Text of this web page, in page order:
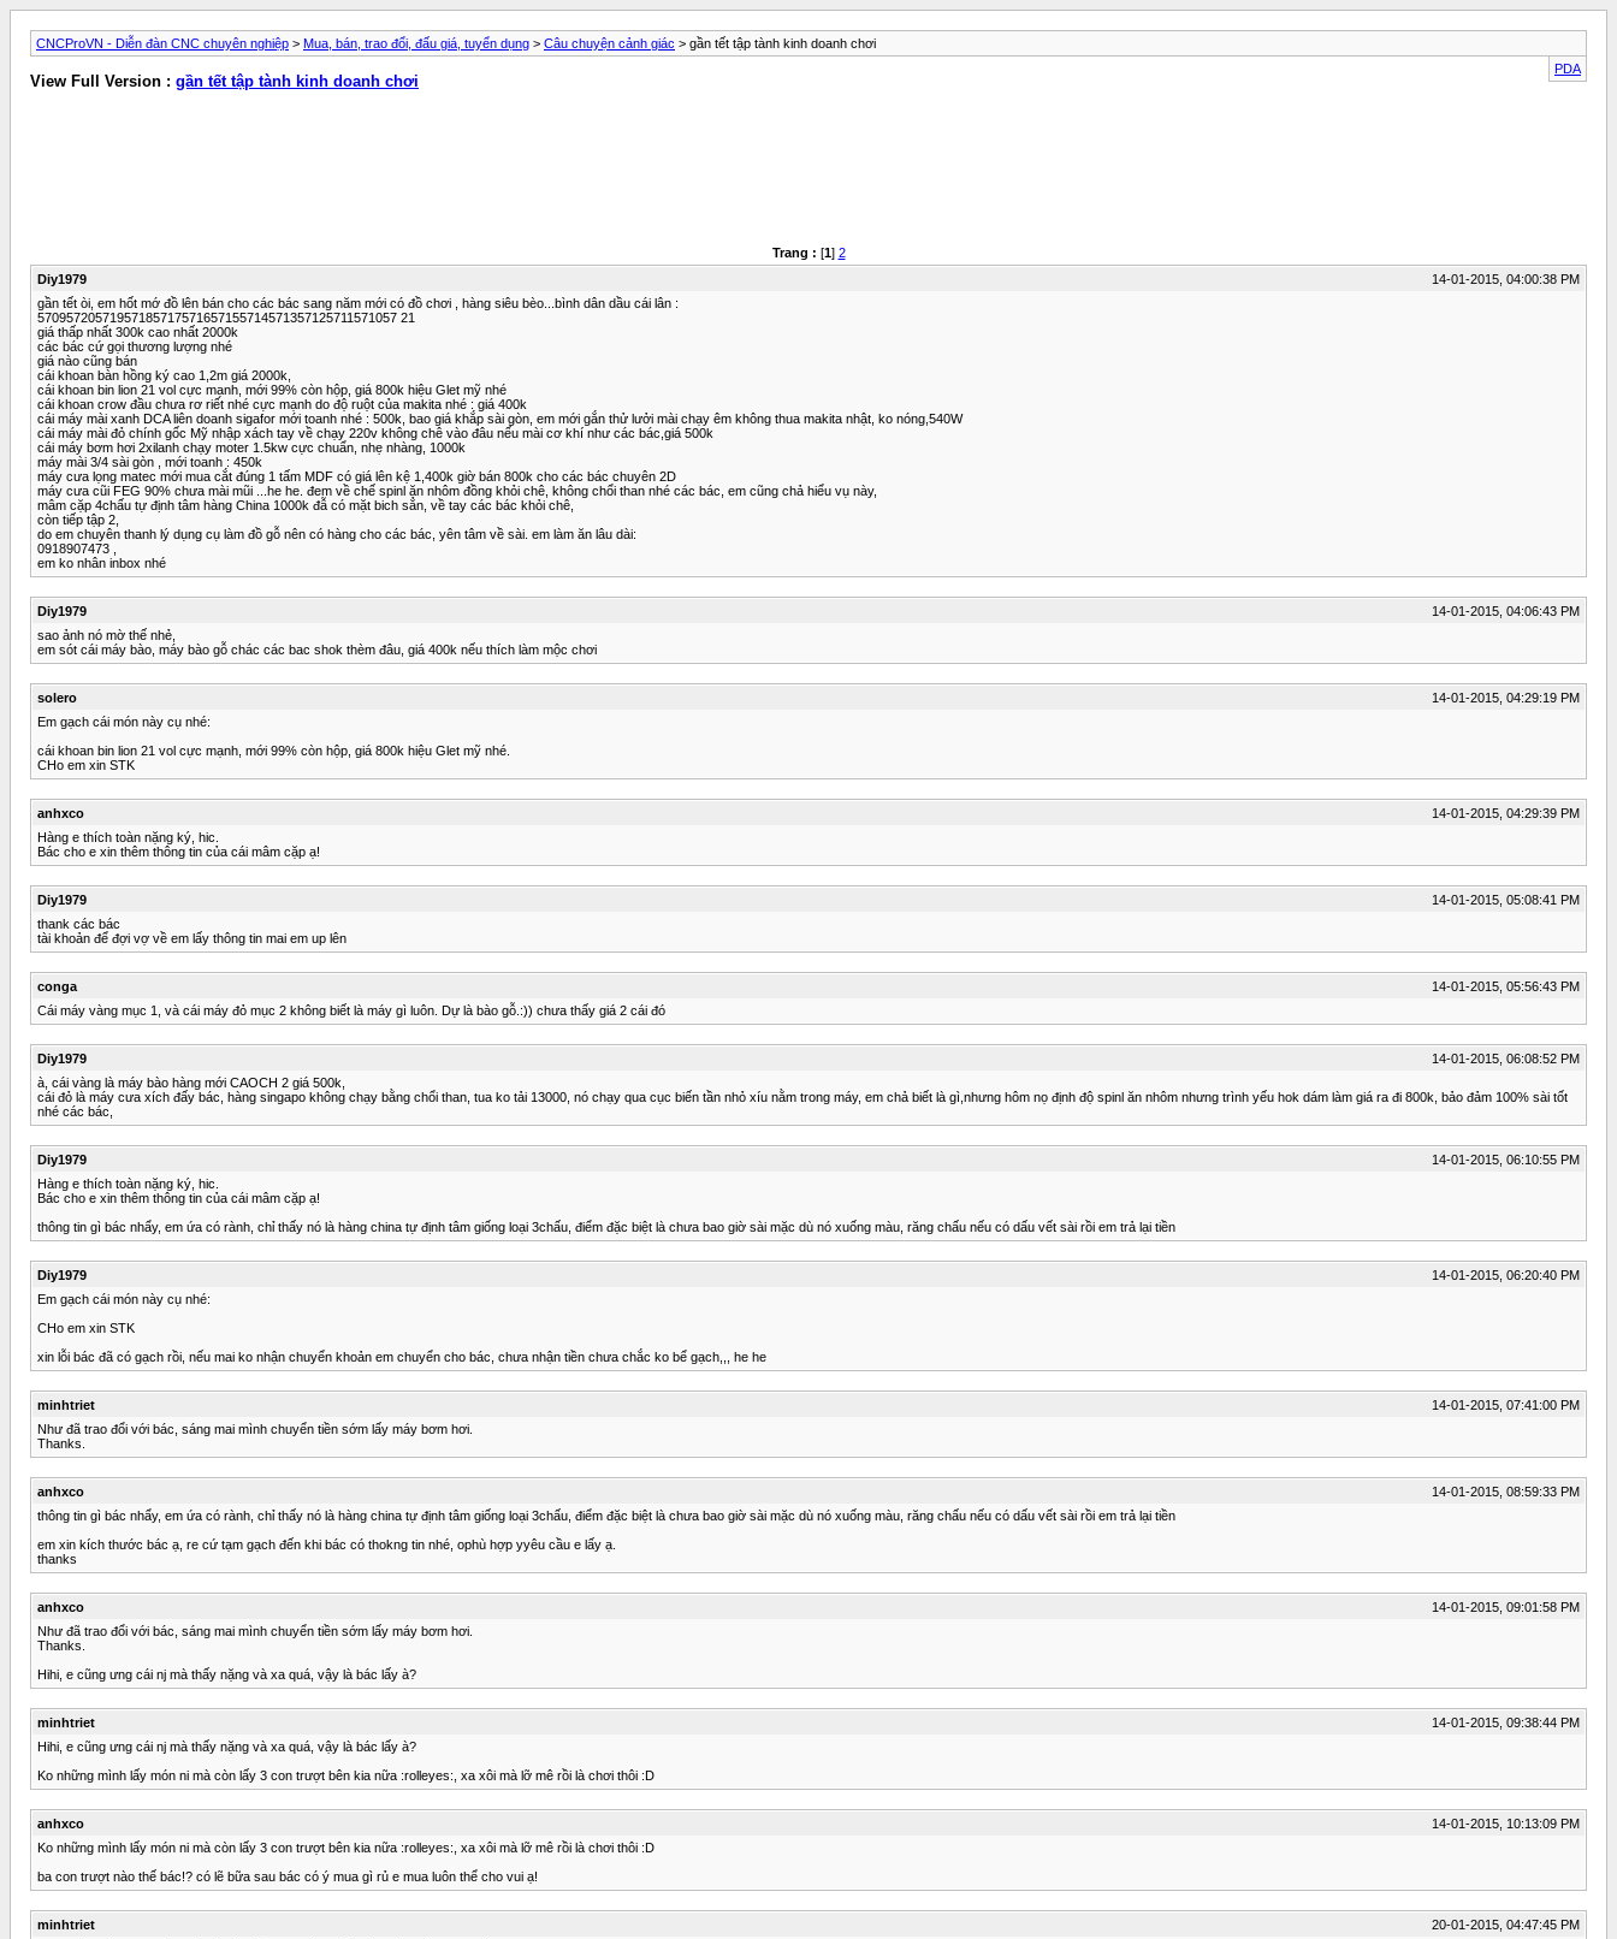
CNCProVN - Diễn đàn CNC chuyên nghiệp > Mua, bán, trao đổi, đấu giá, tuyển dụng > Câu chuyện cảnh giác > gần tết tập tành kinh doanh chơi
PDA
View Full Version : gần tết tập tành kinh doanh chơi
Trang : [1] 2
Diy1979
14-01-2015, 04:00:38 PM
gần tết òi, em hốt mớ đồ lên bán cho các bác sang năm mới có đồ chơi , hàng siêu bèo...bình dân dầu cái lân :
57095720571957185717571657155714571357125711571057 21
giá thấp nhất 300k cao nhất 2000k
các bác cứ gọi thương lượng nhé
giá nào cũng bán
cái khoan bàn hồng ký cao 1,2m giá 2000k,
cái khoan bin lion 21 vol cực mạnh, mới 99% còn hộp, giá 800k hiệu Glet mỹ nhé
cái khoan crow đầu chưa rơ riết nhé cực mạnh do độ ruột của makita nhé : giá 400k
cái máy mài xanh DCA liên doanh sigafor mới toanh nhé : 500k, bao giá khắp sài gòn, em mới gắn thử lưởi mài chạy êm không thua makita nhật, ko nóng,540W
cái máy mài đỏ chính gốc Mỹ nhập xách tay về chạy 220v không chê vào đâu nếu mài cơ khí như các bác,giá 500k
cái máy bơm hơi 2xilanh chạy moter 1.5kw cực chuẩn, nhẹ nhàng, 1000k
máy mài 3/4 sài gòn , mới toanh : 450k
máy cưa lọng matec mới mua cắt đúng 1 tấm MDF có giá lên kệ 1,400k giờ bán 800k cho các bác chuyên 2D
máy cưa cũi FEG 90% chưa mài mũi ...he he. đem về chế spinl ăn nhôm đồng khỏi chê, không chổi than nhé các bác, em cũng chả hiểu vụ này,
mâm cặp 4chấu tự định tâm hàng China 1000k đẫ có mặt bich sẳn, về tay các bác khỏi chê,
còn tiếp tập 2,
do em chuyên thanh lý dụng cụ làm đồ gỗ nên có hàng cho các bác, yên tâm về sài. em làm ăn lâu dài:
0918907473 ,
em ko nhân inbox nhé
Diy1979
14-01-2015, 04:06:43 PM
sao ảnh nó mờ thế nhẻ,
em sót cái máy bào, máy bào gỗ chác các bac shok thèm đâu, giá 400k nếu thích làm mộc chơi
solero
14-01-2015, 04:29:19 PM
Em gạch cái món này cụ nhé:
cái khoan bin lion 21 vol cực mạnh, mới 99% còn hộp, giá 800k hiệu Glet mỹ nhé.
CHo em xin STK
anhxco
14-01-2015, 04:29:39 PM
Hàng e thích toàn nặng ký, hic.
Bác cho e xin thêm thông tin của cái mâm cặp ạ!
Diy1979
14-01-2015, 05:08:41 PM
thank các bác
tài khoản để đợi vợ về em lấy thông tin mai em up lên
conga
14-01-2015, 05:56:43 PM
Cái máy vàng mục 1, và cái máy đỏ mục 2 không biết là máy gì luôn. Dự là bào gỗ.:)) chưa thấy giá 2 cái đó
Diy1979
14-01-2015, 06:08:52 PM
à, cái vàng là máy bào hàng mới CAOCH 2 giá 500k,
cái đỏ là máy cưa xích đấy bác, hàng singapo không chạy bằng chổi than, tua ko tải 13000, nó chạy qua cục biến tần nhỏ xíu nằm trong máy, em chả biết là gì,nhưng hôm nọ định độ spinl ăn nhôm nhưng trình yếu hok dám làm giá ra đi 800k, bảo đảm 100% sài tốt
nhé các bác,
Diy1979
14-01-2015, 06:10:55 PM
Hàng e thích toàn nặng ký, hic.
Bác cho e xin thêm thông tin của cái mâm cặp ạ!
thông tin gì bác nhẩy, em ứa có rành, chỉ thấy nó là hàng china tự định tâm giống loại 3chấu, điểm đặc biệt là chưa bao giờ sài mặc dù nó xuống màu, răng chấu nếu có dấu vết sài rồi em trả lại tiền
Diy1979
14-01-2015, 06:20:40 PM
Em gạch cái món này cụ nhé:
CHo em xin STK
xin lỗi bác đã có gạch rồi, nếu mai ko nhận chuyển khoản em chuyển cho bác, chưa nhận tiền chưa chắc ko bể gạch,,, he he
minhtriet
14-01-2015, 07:41:00 PM
Như đã trao đổi với bác, sáng mai mình chuyển tiền sớm lấy máy bơm hơi.
Thanks.
anhxco
14-01-2015, 08:59:33 PM
thông tin gì bác nhẩy, em ứa có rành, chỉ thấy nó là hàng china tự định tâm giống loại 3chấu, điểm đặc biệt là chưa bao giờ sài mặc dù nó xuống màu, răng chấu nếu có dấu vết sài rồi em trả lại tiền
em xin kích thước bác ạ, re cứ tạm gạch đến khi bác có thokng tin nhé, ophù hợp yyêu cầu e lấy ạ.
thanks
anhxco
14-01-2015, 09:01:58 PM
Như đã trao đổi với bác, sáng mai mình chuyển tiền sớm lấy máy bơm hơi.
Thanks.
Hihi, e cũng ưng cái nj mà thấy nặng và xa quá, vậy là bác lấy à?
minhtriet
14-01-2015, 09:38:44 PM
Hihi, e cũng ưng cái nj mà thấy nặng và xa quá, vậy là bác lấy à?
Ko những mình lấy món ni mà còn lấy 3 con trượt bên kia nữa :rolleyes:, xa xôi mà lỡ mê rồi là chơi thôi :D
anhxco
14-01-2015, 10:13:09 PM
Ko những mình lấy món ni mà còn lấy 3 con trượt bên kia nữa :rolleyes:, xa xôi mà lỡ mê rồi là chơi thôi :D
ba con trượt nào thế bác!? có lẽ bữa sau bác có ý mua gì rủ e mua luôn thể cho vui ạ!
minhtriet
20-01-2015, 04:47:45 PM